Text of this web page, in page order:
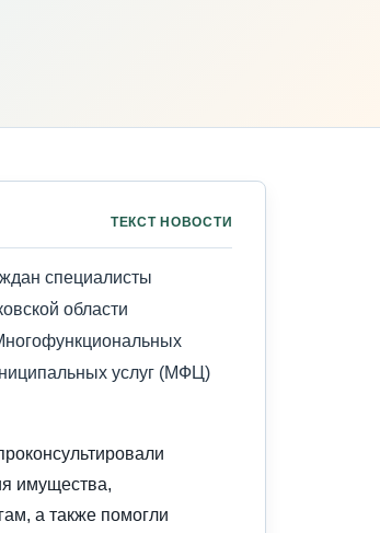
ТЕКСТ НОВОСТИ
специалисты
области
услуг (МФЦ)
имущества,
а также помогли